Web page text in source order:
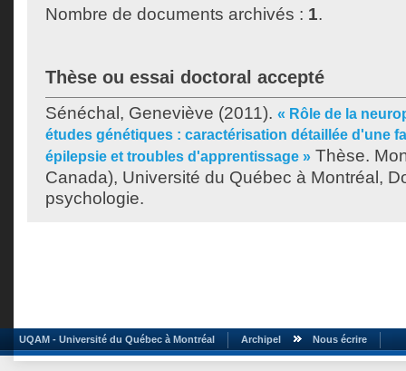
Nombre de documents archivés : 1.
Thèse ou essai doctoral accepté
Sénéchal, Geneviève (2011). « Rôle de la
études génétiques : caractérisation détaillée d'une
épilepsie et troubles d'apprentissage » Thèse.
Canada), Université du Québec à Montréal,
psychologie.
UQAM - Université du Québec à Montréal Archipel Nous écrire